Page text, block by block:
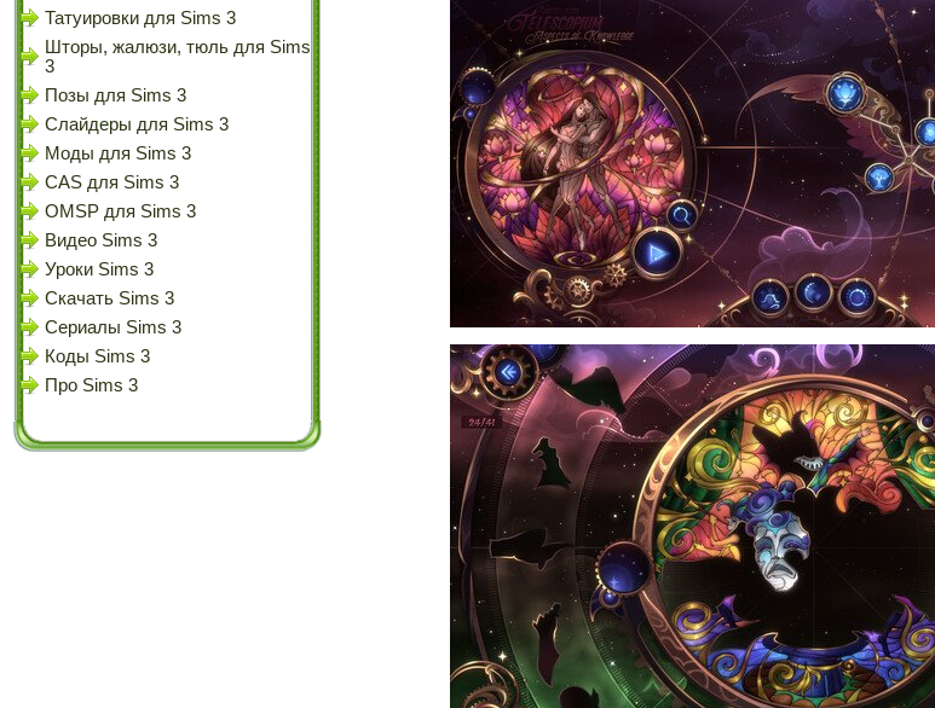
Татуировки для Sims 3
Шторы, жалюзи, тюль для Sims
3
Позы для Sims 3
Слайдеры для Sims 3
Моды для Sims 3
CAS для Sims 3
OMSP для Sims 3
Видео Sims 3
Уроки Sims 3
Скачать Sims 3
Сериалы Sims 3
Коды Sims 3
Про Sims 3